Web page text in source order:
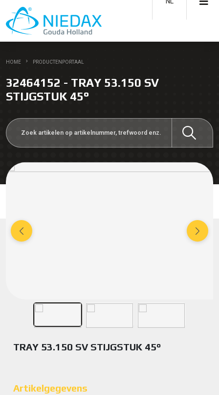
HOME PRODUCTENPORTAAL
32464152 - TRAY 53.150 SV
STIJGSTUK 45°
TRAY 53.150 SV STIJGSTUK 45°
Artikelgegevens